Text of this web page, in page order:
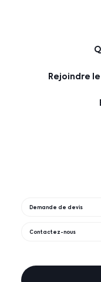
Rejoindre
Demande de devis
Contactez-nous